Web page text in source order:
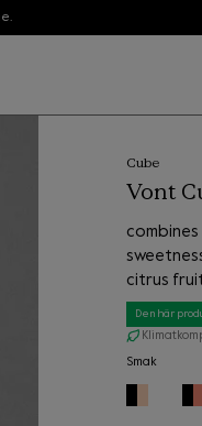
Cube
Vont
citrus
Den här
Smak